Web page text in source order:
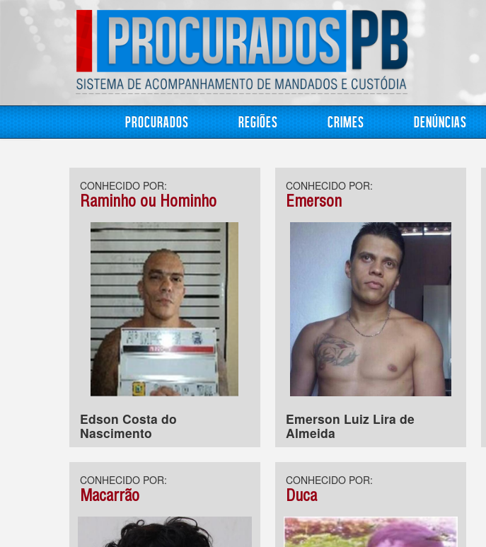
Procurados Regiões Crimes Denúncias
CONHECIDO POR:
Raminho ou Hominho
Edson Costa do
Nascimento
CONHECIDO POR:
Emerson
Emerson Luiz Lira de
Almeida
CONHECIDO POR:
Macarrão
CONHECIDO POR:
Duca